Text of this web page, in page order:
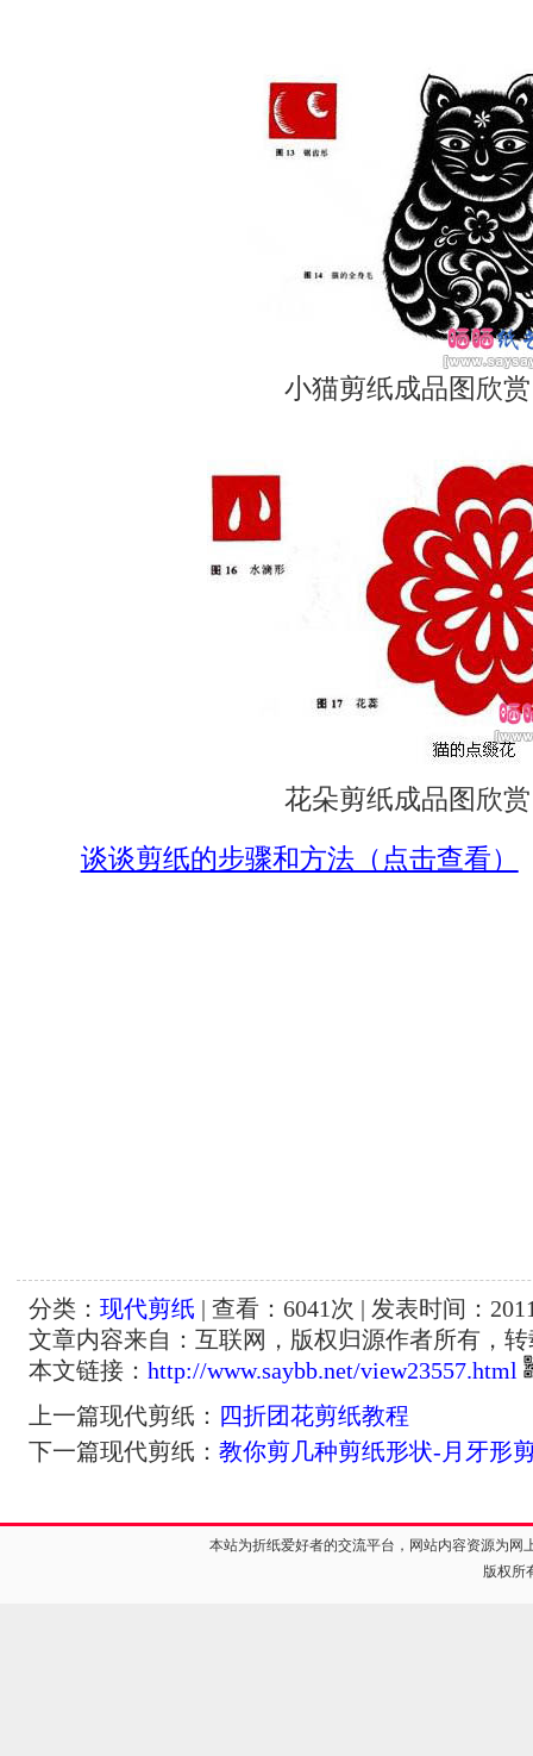
小猫剪纸成品图欣赏
花朵剪纸成品图欣赏
谈谈剪纸的步骤和方法（点击查看）
分类： 现代剪纸 | 查看： 6041次 | 发表时间：
文章内容来自：互联网，版权归源作者所有，
本文链接： http://www.saybb.net/view23557.html
上一篇现代剪纸： 四折团花剪纸教程
下一篇现代剪纸： 教你剪几种剪纸形状-月牙
本站为折纸爱好者的交流平台，网站内容资源为
版权所